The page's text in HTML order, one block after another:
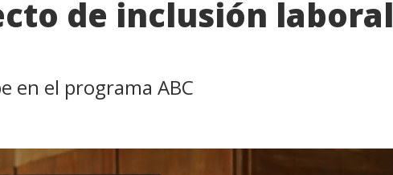
de inclusión
en el programa ABC